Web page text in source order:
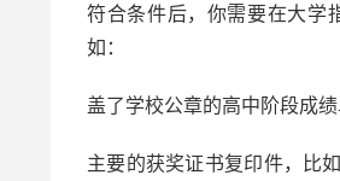
符合条件后，你需要在大学
如：
盖了学校公章的高中阶段成绩
主要的获奖证书复印件，比